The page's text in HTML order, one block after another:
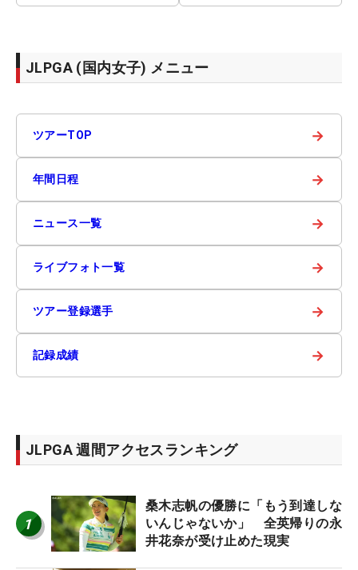
JLPGA (国内女子) メニュー
ツアーTOP →
年間日程 →
ニュース一覧 →
ライブフォト一覧 →
ツアー登録選手 →
記録成績 →
JLPGA 週間アクセスランキング
1
桑木志帆の優勝に「もう到達しな
いんじゃないか」 全英帰りの永
井花奈が受け止めた現実